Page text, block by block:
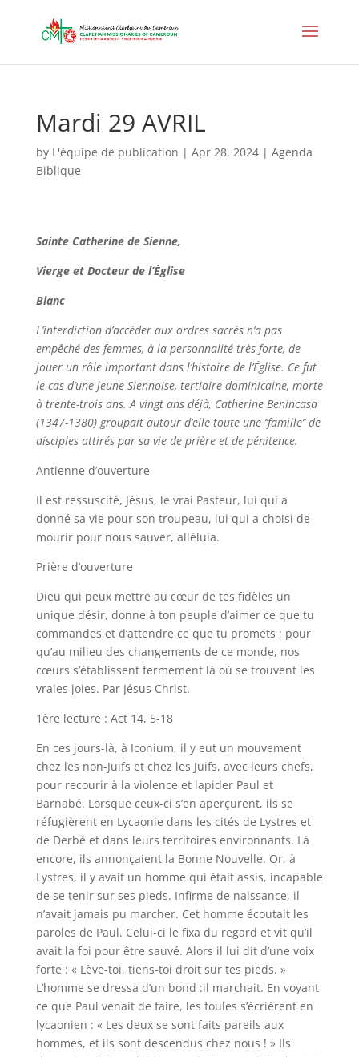
Mardi 29 AVRIL
by L'équipe de publication | Apr 28, 2024| Agenda
Biblique
Sainte Catherine de Sienne,
Vierge et Docteur de l’Église
Blanc
L’interdiction d’accéder aux ordres sacrés n’a pas
empêché des femmes, à la personnalité très forte, de
jouer un rôle important dans l’histoire de l’Église. Ce fut
le cas d’une jeune Siennoise, tertiaire dominicaine, morte
à trente-trois ans. A vingt ans déjà, Catherine Benincasa
(1347-1380) groupait autour d’elle toute une ‘’famille’’ de
disciples attirés par sa vie de prière et de pénitence.
Antienne d’ouverture
Il est ressuscité, Jésus, le vrai Pasteur, lui qui a
donné sa vie pour son troupeau, lui qui a choisi de
mourir pour nous sauver, alléluia.
Prière d’ouverture
Dieu qui peux mettre au cœur de tes fidèles un
unique désir, donne à ton peuple d’aimer ce que tu
commandes et d’attendre ce que tu promets ; pour
qu’au milieu des changements de ce monde, nos
cœurs s’établissent fermement là où se trouvent les
vraies joies. Par Jésus Christ.
1ère lecture : Act 14, 5-18
En ces jours-là, à Iconium, il y eut un mouvement
chez les non-Juifs et chez les Juifs, avec leurs chefs,
pour recourir à la violence et lapider Paul et
Barnabé. Lorsque ceux-ci s’en aperçurent, ils se
réfugièrent en Lycaonie dans les cités de Lystres et
de Derbé et dans leurs territoires environnants. Là
encore, ils annonçaient la Bonne Nouvelle. Or, à
Lystres, il y avait un homme qui était assis, incapable
de se tenir sur ses pieds. Infirme de naissance, il
n’avait jamais pu marcher. Cet homme écoutait les
paroles de Paul. Celui-ci le fixa du regard et vit qu’il
avait la foi pour être sauvé. Alors il lui dit d’une voix
forte : « Lève-toi, tiens-toi droit sur tes pieds. »
L’homme se dressa d’un bond :il marchait. En voyant
ce que Paul venait de faire, les foules s’écrièrent en
lycaonien : « Les deux se sont faits pareils aux
hommes, et ils sont descendus chez nous ! » Ils